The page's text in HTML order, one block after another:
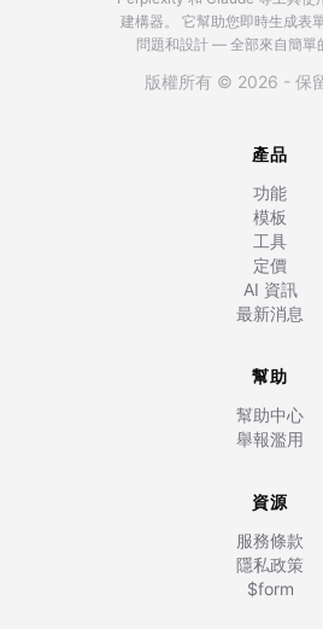
建構器。
它幫助您即時生成表
問題和設計 — 全部來自簡單
版權所有 © 2026 - 保
產品
功能
模板
工具
定價
AI 資訊
最新消息
幫助
幫助中心
舉報濫用
資源
服務條款
隱私政策
$form